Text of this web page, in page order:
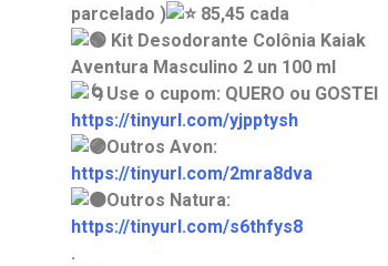
parcelado )
85,45 cada
Kit Desodorante Colônia Kaiak
Aventura Masculino 2 un 100 ml
Use o cupom: QUERO ou GOSTEI
https://tinyurl.com/yjpptysh
Outros Avon:
https://tinyurl.com/2mra8dva
Outros Natura:
https://tinyurl.com/s6thfys8
.